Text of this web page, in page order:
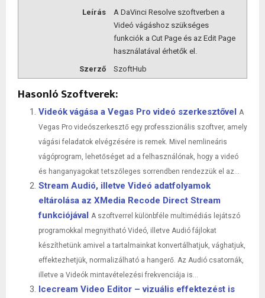
Leírás
A DaVinci Resolve szoftverben a
Videó vágáshoz szükséges
funkciók a Cut Page és az Edit Page
használatával érhetők el.
Szerző
SzoftHub
Hasonló Szoftverek:
Videók vágása a Vegas Pro videó szerkesztővel A
Vegas Pro videószerkesztő egy professzionális szoftver, amely
vágási feladatok elvégzésére is remek. Mivel nemlineáris
vágóprogram, lehetőséget ad a felhasználónak, hogy a videó
és hanganyagokat tetszőleges sorrendben rendezzük el az...
Stream Audió, illetve Videó adatfolyamok
eltárolása az XMedia Recode Direct Stream
funkciójával A szoftverrel különbféle multimédiás lejátszó
programokkal megnyitható Videó, illetve Audió fájlokat
készíthetünk amivel a tartalmainkat konvertálhatjuk, vághatjuk,
effektezhetjük, normalizálható a hangerő. Az Audió csatornák,
illetve a Videók mintavételezési frekvenciája is...
Icecream Video Editor – vizuális effektezést is